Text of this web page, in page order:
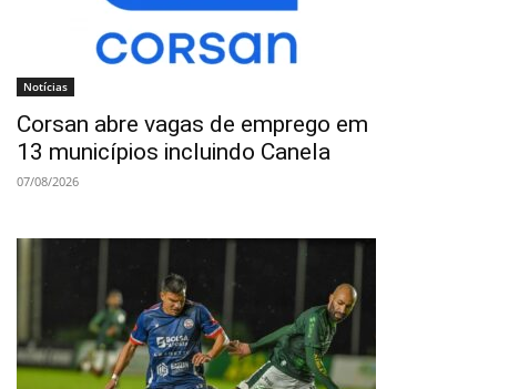
Notícias
Corsan abre vagas de emprego em
13 municípios incluindo Canela
07/08/2026